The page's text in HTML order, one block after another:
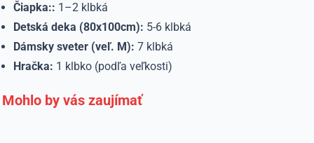
Čiapka:: 1–2 klbká
Detská deka (80x100cm): 5-6 klbká
Dámsky sveter (veľ. M): 7 klbká
Hračka: 1 klbko (podľa veľkosti)
Mohlo by vás zaujímať